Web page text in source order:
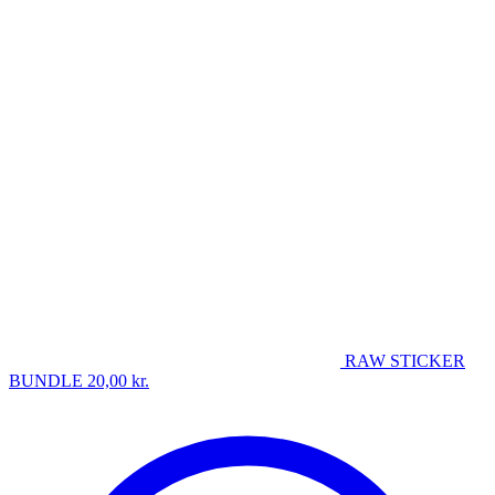
RAW STICKER
BUNDLE 20,00 kr.